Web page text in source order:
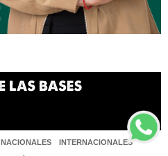
NACIONALES INTERNACIONALES